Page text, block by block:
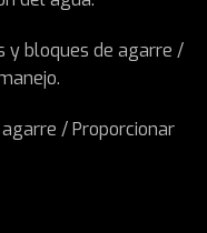
y bloques de agarre /
/ Proporcionar